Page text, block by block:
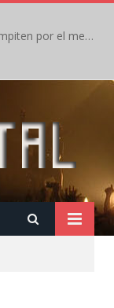
Crónica: In Flames y The Baboon Show compiten por el mejor concierto del día en el Leyendas del Rock – Viernes – Agosto 2026